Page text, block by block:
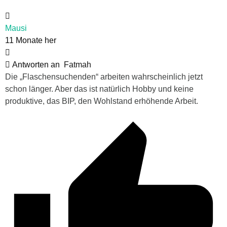
Mausi
11 Monate her
Antworten an
Fatmah
Die „Flaschensuchenden“ arbeiten wahrscheinlich jetzt
schon länger. Aber das ist natürlich Hobby und keine
produktive, das BIP, den Wohlstand erhöhende Arbeit.